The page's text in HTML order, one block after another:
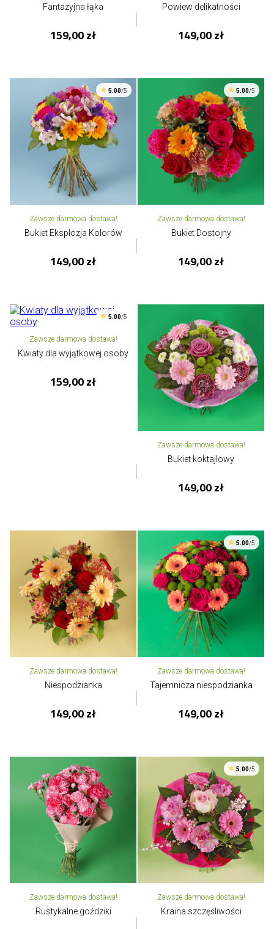
Fantazyjna łąka
159,00 zł
Powiew delikatności
149,00 zł
5.00/5
Zawsze darmowa dostawa!
Bukiet Eksplozja Kolorów
149,00 zł
5.00/5
Zawsze darmowa dostawa!
Bukiet Dostojny
149,00 zł
5.00/5
Zawsze darmowa dostawa!
Kwiaty dla wyjątkowej osoby
159,00 zł
Zawsze darmowa dostawa!
Bukiet koktajlowy
149,00 zł
Zawsze darmowa dostawa!
Niespodzianka
149,00 zł
5.00/5
Zawsze darmowa dostawa!
Tajemnicza niespodzianka
149,00 zł
Zawsze darmowa dostawa!
Rustykalne goździki
5.00/5
Zawsze darmowa dostawa!
Kraina szczęśliwości